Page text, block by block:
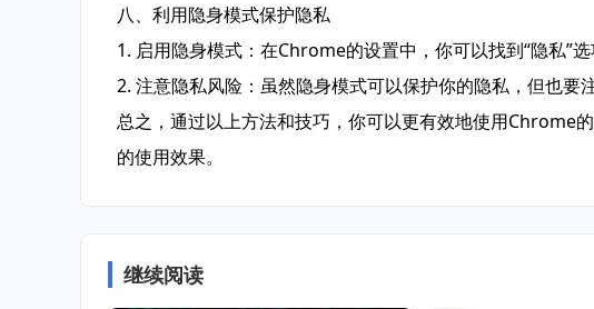
八、利用隐身模式保护隐私
1. 启用隐身模式：在Chrome的设置中，你可以找到“隐私”
2. 注意隐私风险：虽然隐身模式可以保护你的隐私，但也要
总之，通过以上方法和技巧，你可以更有效地使用Chrome
的使用效果。
继续阅读